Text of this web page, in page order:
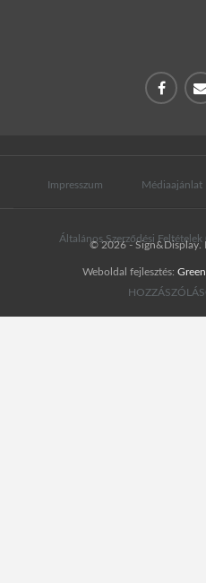
Impresszum Médiaajánlat
Általános Szerződési Feltételek
© 2026 - Sign&Display.
Weboldal fejlesztés: